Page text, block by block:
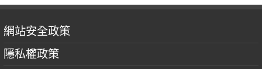
網站安全政策
隱私權政策